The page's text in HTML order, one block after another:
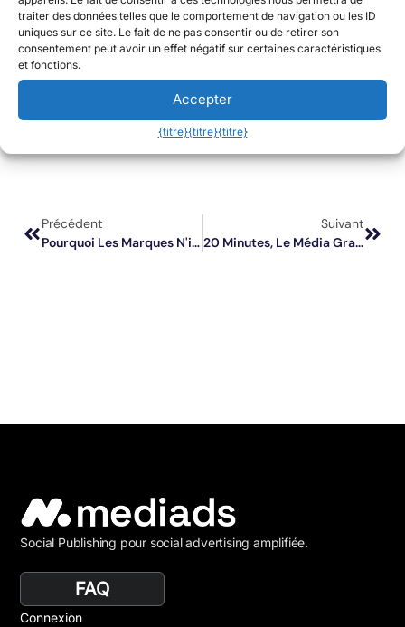
traiter des données telles que le comportement de navigation ou les ID
uniques sur ce site. Le fait de ne pas consentir ou de retirer son
consentement peut avoir un effet négatif sur certaines caractéristiques
et fonctions.
Accepter
{titre}{titre}{titre}
Précédent
Pourquoi Les Marques N'investissent-Elles Plus Dans Leur Image ?
Suivant
20 Minutes, Le Média Gratuit Qui Accompagne Le Quotidien En France, Désormais Disponible Avec Mediads
Social Publishing pour social advertising amplifiée.
FAQ
Connexion